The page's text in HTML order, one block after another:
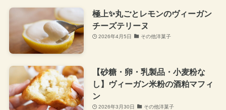
極上✨丸ごとレモンのヴィーガン
チーズテリーヌ
2026年4月5日 その他洋菓子
【砂糖・卵・乳製品・小麦粉な
し】ヴィーガン米粉の酒粕マフィ
ン
2026年3月30日 その他洋菓子